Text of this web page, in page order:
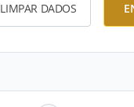
LIMPAR DADOS